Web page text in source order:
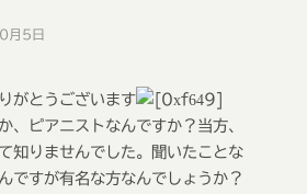
月5日
がとうございます
、ピアニストなんですか？当方、
知りませんでした。聞いたことな
ですが有名な方なんでしょうか？